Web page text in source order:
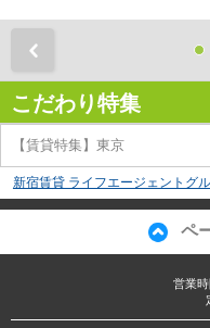
こだわり特集
【賃貸特集】東京
新宿賃貸 ライフエージェントグ
ペ
営業